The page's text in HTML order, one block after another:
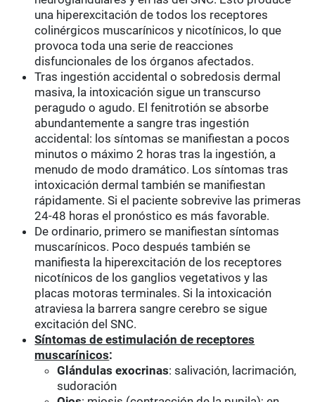
una hiperexcitación de todos los receptores
colinérgicos muscarínicos y nicotínicos, lo que
provoca toda una serie de reacciones
disfuncionales de los órganos afectados.
Tras ingestión accidental o sobredosis dermal
masiva, la intoxicación sigue un transcurso
peragudo o agudo. El fenitrotión se absorbe
abundantemente a sangre tras ingestión
accidental: los síntomas se manifiestan a pocos
minutos o máximo 2 horas tras la ingestión, a
menudo de modo dramático. Los síntomas tras
intoxicación dermal también se manifiestan
rápidamente. Si el paciente sobrevive las primeras
24-48 horas el pronóstico es más favorable.
De ordinario, primero se manifiestan síntomas
muscarínicos. Poco después también se
manifiesta la hiperexcitación de los receptores
nicotínicos de los ganglios vegetativos y las
placas motoras terminales. Si la intoxicación
atraviesa la barrera sangre cerebro se sigue
excitación del SNC.
Síntomas de estimulación de receptores
muscarínicos:
Glándulas exocrinas: salivación, lacrimación,
sudoración